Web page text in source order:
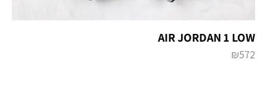
AIR JORDAN 1 LOW
₪572